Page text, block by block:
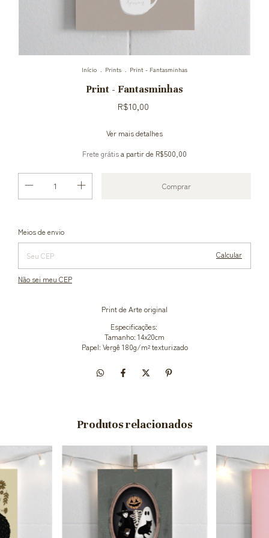
Início Prints Print - Fantasminhas
Print - Fantasminhas
R$10,00
Ver mais detalhes
Frete grátisa partir de R$500,00
Entregas para o CEP:
Meios de envio
Calcular
Não sei meu CEP
Print de Arte original
Especificações:
Tamanho: 14x20cm
Papel: Vergê 180g/m² texturizado
Produtos relacionados